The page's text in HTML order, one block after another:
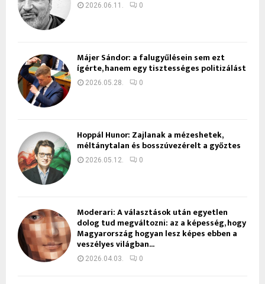
2026.06.11. 0
Májer Sándor: a falugyűlésein sem ezt
ígérte, hanem egy tisztességes politizálást
2026.05.28. 0
Hoppál Hunor: Zajlanak a mézeshetek,
méltánytalan és bosszúvezérelt a győztes
2026.05.12. 0
Moderari: A választások után egyetlen
dolog tud megváltozni: az a képesség, hogy
Magyarország hogyan lesz képes ebben a
veszélyes világban...
2026.04.03. 0